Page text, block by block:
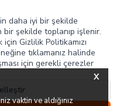
X
vaktin ve aldığınız
daha iyi bir şekilde
bir şekilde toplanıp işlenir.
Gizlilik Politikamızı
tıklamanız halinde
için gerekli çerezler